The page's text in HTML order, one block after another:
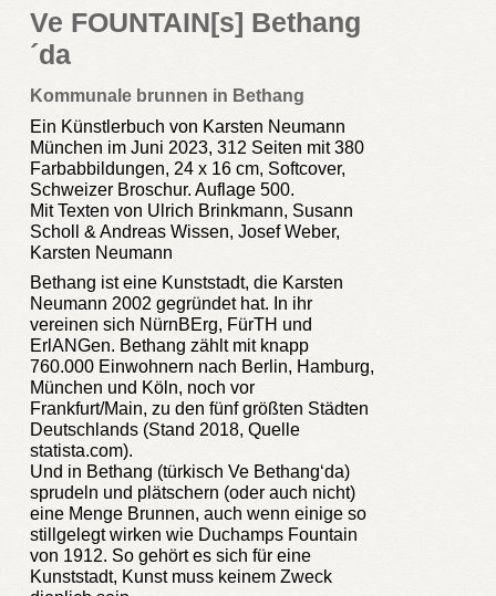
Ve FOUNTAIN[s] Bethang
´da
Kommunale brunnen in Bethang
Ein Künstlerbuch von Karsten Neumann
München im Juni 2023, 312 Seiten mit 380
Farbabbildungen, 24 x 16 cm, Softcover,
Schweizer Broschur. Auflage 500.
Mit Texten von Ulrich Brinkmann, Susann
Scholl & Andreas Wissen, Josef Weber,
Karsten Neumann
Bethang ist eine Kunststadt, die Karsten
Neumann 2002 gegründet hat. In ihr
vereinen sich NürnBErg, FürTH und
ErlANGen. Bethang zählt mit knapp
760.000 Einwohnern nach Berlin, Hamburg,
München und Köln, noch vor
Frankfurt/Main, zu den fünf größten Städten
Deutschlands (Stand 2018, Quelle
statista.com).
Und in Bethang (türkisch Ve Bethang‘da)
sprudeln und plätschern (oder auch nicht)
eine Menge Brunnen, auch wenn einige so
stillgelegt wirken wie Duchamps Fountain
von 1912. So gehört es sich für eine
Kunststadt, Kunst muss keinem Zweck